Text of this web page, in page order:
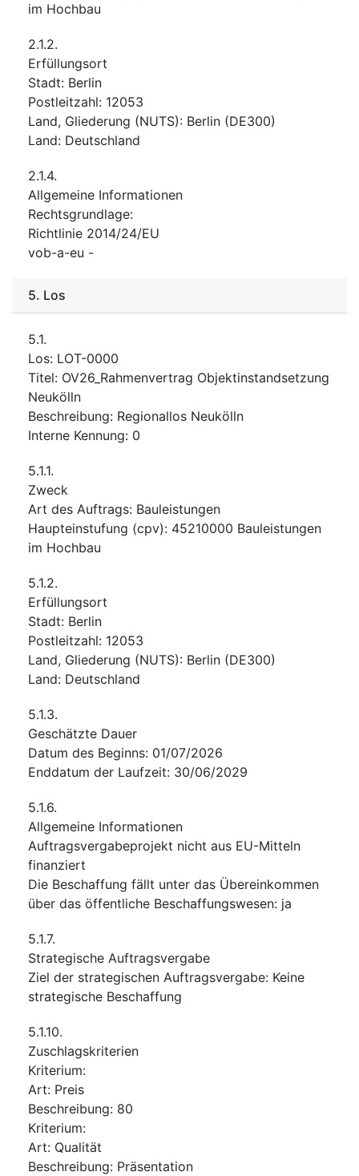
im Hochbau
2.1.2.
Erfüllungsort
Stadt: Berlin
Postleitzahl: 12053
Land, Gliederung (NUTS): Berlin (DE300)
Land: Deutschland
2.1.4.
Allgemeine Informationen
Rechtsgrundlage:
Richtlinie 2014/24/EU
vob-a-eu -
5. Los
5.1.
Los: LOT-0000
Titel: OV26_Rahmenvertrag Objektinstandsetzung
Neukölln
Beschreibung: Regionallos Neukölln
Interne Kennung: 0
5.1.1.
Zweck
Art des Auftrags: Bauleistungen
Haupteinstufung (cpv): 45210000 Bauleistungen
im Hochbau
5.1.2.
Erfüllungsort
Stadt: Berlin
Postleitzahl: 12053
Land, Gliederung (NUTS): Berlin (DE300)
Land: Deutschland
5.1.3.
Geschätzte Dauer
Datum des Beginns: 01/07/2026
Enddatum der Laufzeit: 30/06/2029
5.1.6.
Allgemeine Informationen
Auftragsvergabeprojekt nicht aus EU-Mitteln
finanziert
Die Beschaffung fällt unter das Übereinkommen
über das öffentliche Beschaffungswesen: ja
5.1.7.
Strategische Auftragsvergabe
Ziel der strategischen Auftragsvergabe: Keine
strategische Beschaffung
5.1.10.
Zuschlagskriterien
Kriterium:
Art: Preis
Beschreibung: 80
Kriterium:
Art: Qualität
Beschreibung: Präsentation